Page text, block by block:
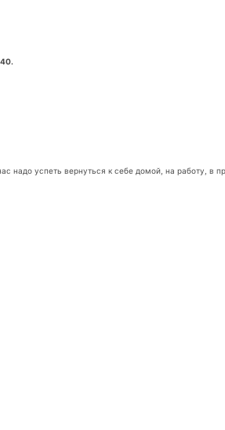
надо успеть вернуться к себе домой, на работу, в